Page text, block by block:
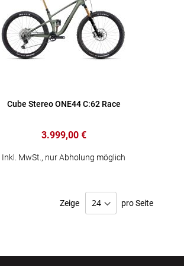
Cube Stereo ONE44 C:62 Race
3.999,00 €
Inkl. MwSt., nur Abholung möglich
Zeige pro Seite